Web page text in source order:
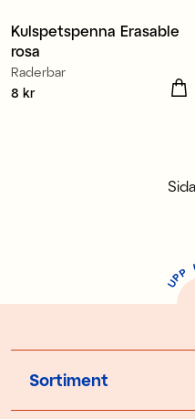
Kulspetspenna Erasable
rosa
Raderbar
Pris
8 kr
Sida
U
P
P
Sortiment